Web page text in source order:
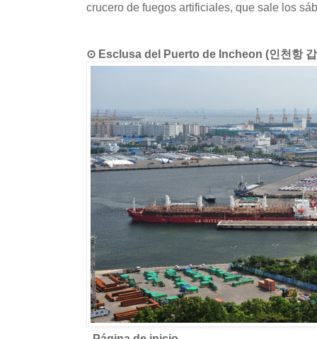
crucero de fuegos artificiales, que sale los
⊙ Esclusa del Puerto de Incheon (인천항